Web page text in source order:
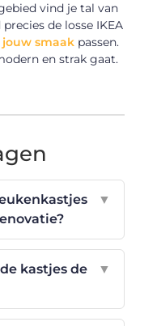
vind je tal van
de losse IKEA
jouw smaak passen.
en strak gaat.
▼
kastjes de
▼